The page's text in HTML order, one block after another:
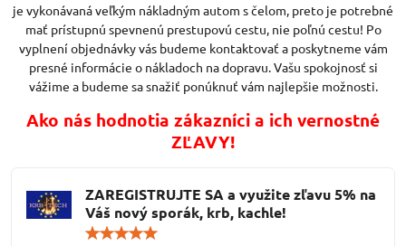
je vykonávaná veľkým nákladným autom s čelom, preto je potrebné
mať prístupnú spevnenú prestupovú cestu, nie poľnú cestu! Po
vyplnení objednávky vás budeme kontaktovať a poskytneme vám
presné informácie o nákladoch na dopravu. Vašu spokojnosť si
vážime a budeme sa snažiť ponúknuť vám najlepšie možnosti.
Ako nás hodnotia zákazníci a ich vernostné
ZĽAVY!
ZAREGISTRUJTE SA a využite zľavu 5% na
Váš nový sporák, krb, kachle!